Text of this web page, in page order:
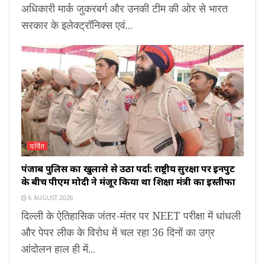
अधिकारी मार्क जुकरबर्ग और उनकी टीम की ओर से भारत
सरकार के इलेक्ट्रॉनिक्स एवं...
चर्चित
पंजाब पुलिस का खुलासे से उठा पर्दा: राष्ट्रीय सुरक्षा पर इनपुट
के बीच पीएम मोदी ने मंजूर किया था शिक्षा मंत्री का इस्तीफा
6 AUGUST 2026
दिल्ली के ऐतिहासिक जंतर-मंतर पर NEET परीक्षा में धांधली
और पेपर लीक के विरोध में चल रहा 36 दिनों का उग्र
आंदोलन हाल ही में...